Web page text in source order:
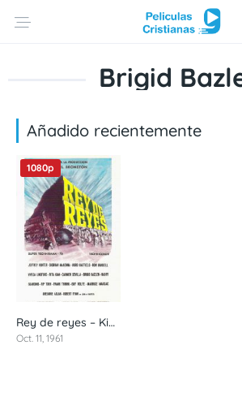
Brigid
Añadido recientemente
7
1080p
Rey de reyes – Kings of Kings (1961) 1080p latino
Oct. 11, 1961